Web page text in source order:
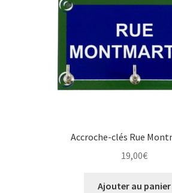
Accroche-clés Rue
19,00€
Ajouter au panier